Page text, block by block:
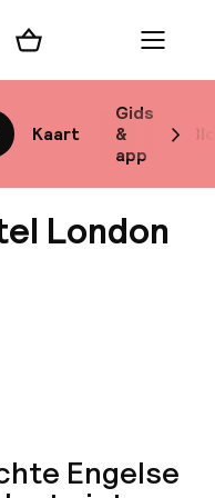
Kaart
Gids
&
app
Winkelmand Menu
London
Engelse